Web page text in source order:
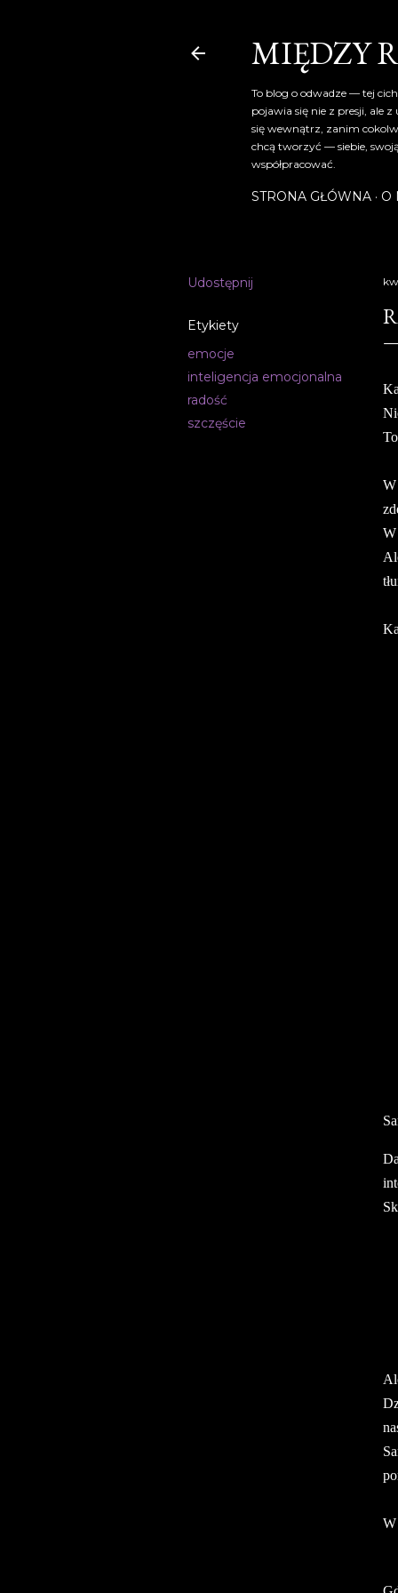
MIĘDZY
To blog o odwadze — tej
pojawia się nie z presji, ale
się wewnątrz, zanim
chcą tworzyć — siebie,
współpracować.
STRONA GŁÓWNA O
Udostępnij
Etykiety
emocje
inteligencja emocjonalna
radość
szczęście
W
W
W